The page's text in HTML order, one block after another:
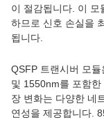
이 절감됩니다. 이
하므로 신호 손실을
됩니다.
QSFP 트랜시버 모
및 1550nm를 포함
장 변화는 다양한 네
연성을 제공합니다.